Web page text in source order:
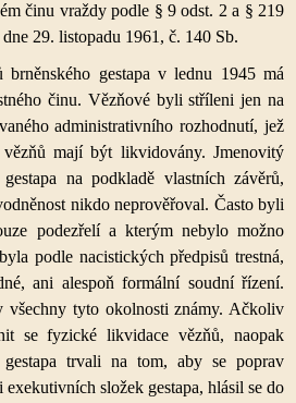
činu vraždy podle § 9 odst. 2 a § 219
29. listopadu 1961, č. 140 Sb.
gestapa v lednu 1945 má
činu. Vězňové byli stříleni jen na
administrativního rozhodnutí, jež
mají být likvidovány. Jmenovitý
na podkladě vlastních závěrů,
nikdo neprověřoval. Často byli
podezřelí a kterým nebylo možno
podle nacistických předpisů trestná,
ani alespoň formální soudní řízení.
všechny tyto okolnosti známy. Ačkoliv
se fyzické likvidace vězňů, naopak
trvali na tom, aby se poprav
složek gestapa, hlásil se do